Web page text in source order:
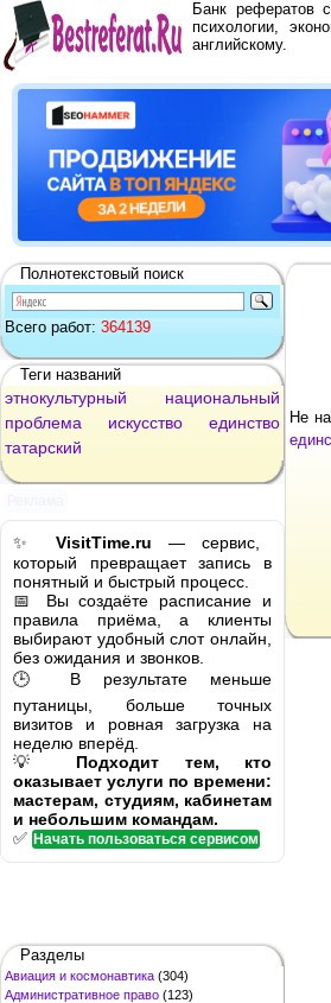
Банк рефератов
психологии,
английскому.
Полнотекстовый поиск
Всего работ: 364139
Теги названий
этнокультурный
национальный
проблема
искусство
единство
татарский
✨ VisitTime.ru — сервис,
который превращает запись в
понятный и быстрый процесс.
📅 Вы создаёте расписание и
правила приёма, а клиенты
выбирают удобный слот онлайн,
без ожидания и звонков.
🕒 В результате меньше
путаницы, больше точных
визитов и ровная загрузка на
неделю вперёд.
💡 Подходит тем, кто
оказывает услуги по времени:
мастерам, студиям, кабинетам
и небольшим командам.
✅ Начать пользоваться сервисом
Разделы
Авиация и космонавтика (304)
Административное право (123)
Не